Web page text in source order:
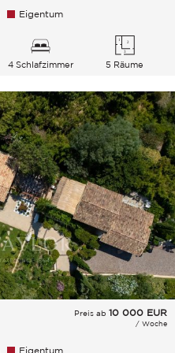
Eigentum
4 Schlafzimmer 5 Räume
Preis ab 10 000 EUR
/ Woche
Eigentum